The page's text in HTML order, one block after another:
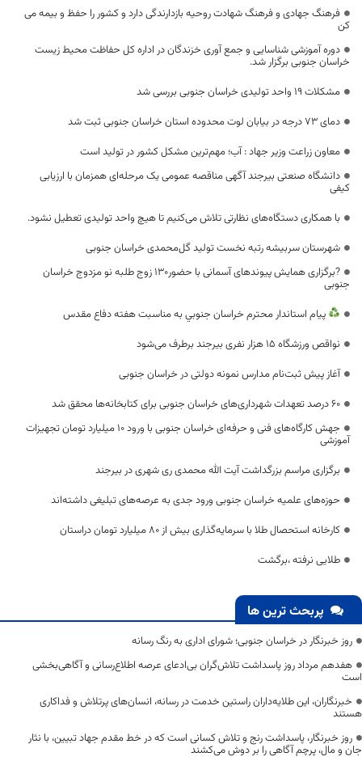
فرهنگ جهادی و فرهنگ شهادت روحیه بازدارندگی دارد و کشور را حفظ و بیمه می
کن
دوره آموزشی شناسایی و جمع آوری خزندگان در اداره کل حفاظت محیط زیست
خراسان جنوبی برگزار شد.
مشکلات ۱۹ واحد تولیدی خراسان جنوبی بررسی شد
دمای ۷۳ درجه‌ در بیابان لوت محدوده استان خراسان جنوبی ثبت شد
معاون زراعت وزیر جهاد : آب؛ مهم‌ترین مشکل کشور در تولید است
دانشگاه صنعتی بيرجند آگهی مناقصه عمومی یک مرحله‌ای همزمان با ارزیابی
کیفی
با همکاری دستگاه‌های نظارتی تلاش می‌کنیم تا هیچ واحد تولیدی تعطیل نشود.
شهرستان سربیشه رتبه نخست تولید گل‌محمدی خراسان جنوبی
?برگزاری همایش پیوند‌های آسمانی با حضور۱۳۰ زوج طلبه نو مزدوج خراسان
جنوبی
پيام استاندار محترم خراسان جنوبي به مناسبت هفته دفاع مقدس
نواقص ورزشگاه ۱۵ هزار نفری بیرجند برطرف می‌شود
آغاز پیش ثبت‌نام مدارس نمونه دولتی در خراسان جنوبی
۶۰ درصد تعهدات شهرداری‌های خراسان جنوبی برای کتابخانه‌ها محقق شد
جهش کارگاه‌های فنی و حرفه‌ای خراسان جنوبی با ورود 10 میلیارد تومان تجهیزات
آموزشی
برگزاری مراسم بزرگداشت آیت الله محمدی ری شهری در بیرجند
حوزه‌های علمیه خراسان جنوبی ورود جدی به عرصه‌های تبلیغی داشته‌اند
کارخانه استحصال طلا با سرمایه‌گذاری بیش از ۸۰ میلیارد تومان دراستان
طلایی نرفته ،برگشت
پربحث ترین ها
روز خبرنگار در خراسان جنوبی؛ شورای اداری به رنگ رسانه
هفدهم مرداد روز پاسداشت تلاش‌گران بی‌ادعای عرصه اطلاع‌رسانی و آگاهی‌بخشی
است
خبرنگاران، این طلایه‌داران راستین خدمت در رسانه، انسان‌های پرتلاش و فداکاری
هستند
روز خبرنگار، پاسداشت رنج و تلاش کسانی است که در خط مقدم جهاد تبیین، با نثار
جان و مال، پرچم آگاهی را بر دوش می‌کشند